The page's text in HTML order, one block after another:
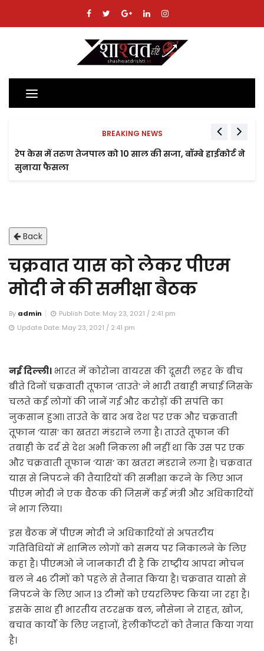
Toggle
navigation
BREAKING NEWS
रेप केस में तरुण तेजपाल को 10 साल की सजा, बॉम्बे हाईकोर्ट ने
सुनाया फैसला
Back
चक्रवात यास को लेकर पीएम
मोदी ने की समीक्षा बैठक
By admin
Publish Date: May 23, 2021 / 2:41 pm
Update Date: May 23, 2021 / 2:41 pm
नई दिल्ली।भारत में कोरोना वायरस की दूसरी लहर के बीच
बीते दिनों चक्रवाती तूफान ‘ताउते’ ने भारी तबाही मचाई जिसके
चलते कई लोगों की जानें गई और करोड़ों की सपंत्ति का
नुकसान हुआ। ताउते के बाद अब देश पर एक और चक्रवाती
तूफान ‘यास’ का खतरा मंडराने लगा है। ताउते तूफान की
तबाही के दर्द से देश अभी निकला भी नहीं था कि उस पर एक
और चक्रवाती तूफान ‘यास’ का खतरा मंडराने लगा है। चक्रवात
यास से निपटने की तैयारियों की समीक्षा करने के लिए आज
पीएम मोदी ने एक बैठक की जिसमें कई मंत्री और अधिकारियों
ने भाग लिया।
इस बैठक में पीएम मोदी ने अधिकारियों से अपतटीय
गतिविधियों में शामिल लोगों को समय पर निकालने के लिए
कहा है। पीएमओ ने जानकारी दी है कि राष्ट्रीय आपदा मोचन
बल ने 46 टीमों को पहले से तैनात किया है। चक्रवात यासो से
निपटने के लिए आज 13 टीमों को एयरलिफ्ट किया जा रहा है।
इसके साथ ही भारतीय तटरक्षक बल, नौसेना ने राहत, खोज,
बचाव कार्यों के लिए जहाजों, हेलीकॉप्टरों को तैनात किया गया
है।